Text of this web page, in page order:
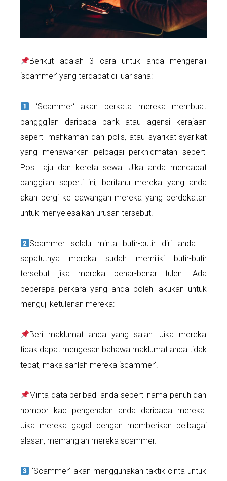
Berikut adalah 3 cara untuk anda mengenali
‘scammer‘ yang terdapat di luar sana:
‘Scammer‘ akan berkata mereka membuat
pangggilan daripada bank atau agensi kerajaan
seperti mahkamah dan polis, atau syarikat-syarikat
yang menawarkan pelbagai perkhidmatan seperti
Pos Laju dan kereta sewa. Jika anda mendapat
panggilan seperti ini, beritahu mereka yang anda
akan pergi ke cawangan mereka yang berdekatan
untuk menyelesaikan urusan tersebut.
Scammer selalu minta butir-butir diri anda –
sepatutnya mereka sudah memiliki butir-butir
tersebut jika mereka benar-benar tulen. Ada
beberapa perkara yang anda boleh lakukan untuk
menguji ketulenan mereka:
Beri maklumat anda yang salah. Jika mereka
tidak dapat mengesan bahawa maklumat anda tidak
tepat, maka sahlah mereka ‘scammer‘.
Minta data peribadi anda seperti nama penuh dan
nombor kad pengenalan anda daripada mereka.
Jika mereka gagal dengan memberikan pelbagai
alasan, memanglah mereka scammer.
‘Scammer‘ akan menggunakan taktik cinta untuk